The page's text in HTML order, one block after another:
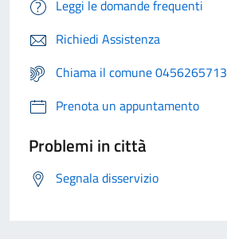
Leggi le domande frequenti
Richiedi Assistenza
Chiama il comune 0456265713
Prenota un appuntamento
Problemi in città
Segnala disservizio